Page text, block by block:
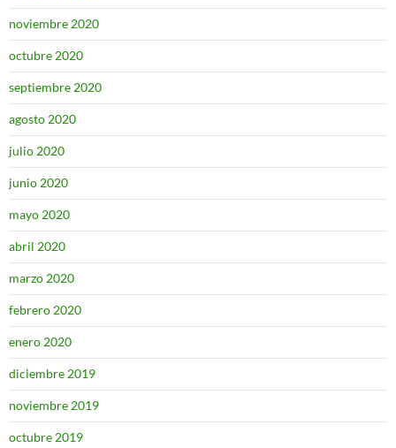
noviembre 2020
octubre 2020
septiembre 2020
agosto 2020
julio 2020
junio 2020
mayo 2020
abril 2020
marzo 2020
febrero 2020
enero 2020
diciembre 2019
noviembre 2019
octubre 2019